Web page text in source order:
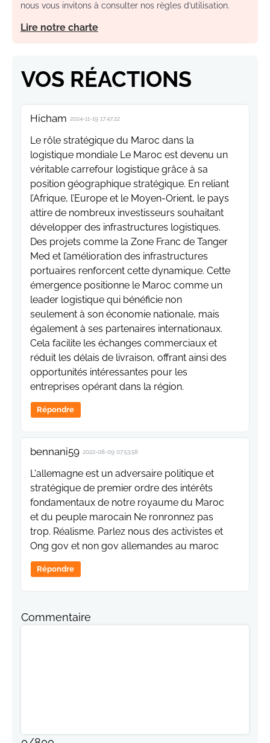
nous vous invitons à consulter nos règles d’utilisation.
Lire notre charte
VOS RÉACTIONS
Hicham 2024-11-19 17:47:22
Le rôle stratégique du Maroc dans la
logistique mondiale Le Maroc est devenu un
véritable carrefour logistique grâce à sa
position géographique stratégique. En reliant
l’Afrique, l’Europe et le Moyen-Orient, le pays
attire de nombreux investisseurs souhaitant
développer des infrastructures logistiques.
Des projets comme la Zone Franc de Tanger
Med et l’amélioration des infrastructures
portuaires renforcent cette dynamique. Cette
émergence positionne le Maroc comme un
leader logistique qui bénéficie non
seulement à son économie nationale, mais
également à ses partenaires internationaux.
Cela facilite les échanges commerciaux et
réduit les délais de livraison, offrant ainsi des
opportunités intéressantes pour les
entreprises opérant dans la région.
Répondre
bennani59 2022-08-09 07:53:58
L'allemagne est un adversaire politique et
stratégique de premier ordre des intérêts
fondamentaux de notre royaume du Maroc
et du peuple marocain Ne ronronnez pas
trop. Réalisme. Parlez nous des activistes et
Ong gov et non gov allemandes au maroc
Répondre
Commentaire